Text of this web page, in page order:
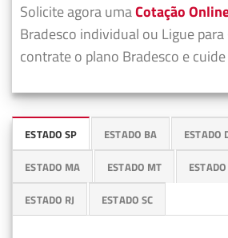
Solicite agora umaCotação
Bradesco individual ou Ligue
contrate o plano Bradesco e
ESTADO SP ESTADO BA ESTADO
ESTADO MA ESTADO MT
ESTADO RJ ESTADO SC